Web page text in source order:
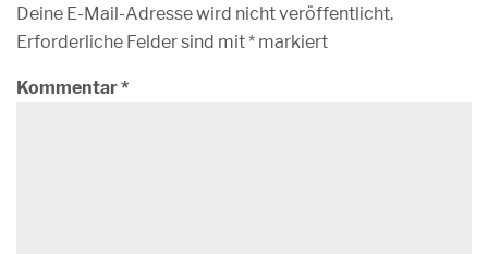
Deine E-Mail-Adresse wird nicht veröffentlicht.
Erforderliche Felder sind mit* markiert
Kommentar*